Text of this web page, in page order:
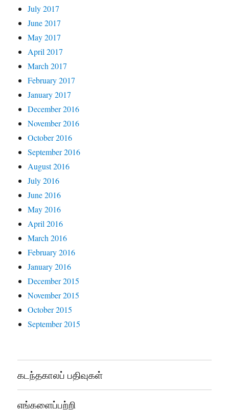
July 2017
June 2017
May 2017
April 2017
March 2017
February 2017
January 2017
December 2016
November 2016
October 2016
September 2016
August 2016
July 2016
June 2016
May 2016
April 2016
March 2016
February 2016
January 2016
December 2015
November 2015
October 2015
September 2015
கடந்தகாலப் பதிவுகள்
எங்களைப்பற்றி